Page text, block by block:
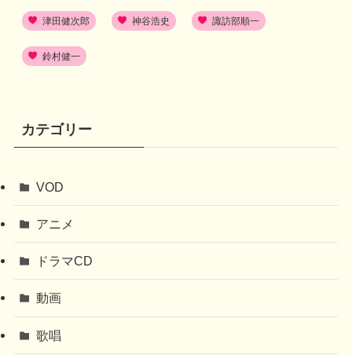
津田健次郎 神谷浩史 諏訪部順一
鈴村健一
カテゴリー
VOD
アニメ
ドラマCD
動画
歌唱